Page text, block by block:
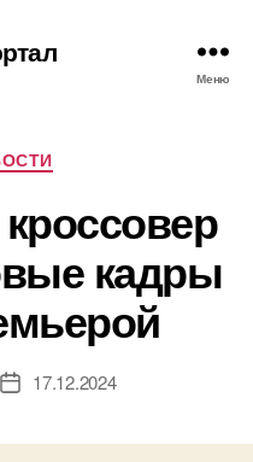
Меню
кадры
Дата17.12.2024